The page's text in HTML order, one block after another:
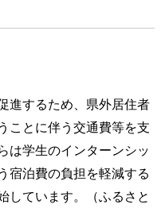
進するため、県外居住者
ことに伴う交通費等を支
は学生のインターンシッ
宿泊費の負担を軽減する
しています。（ふるさと